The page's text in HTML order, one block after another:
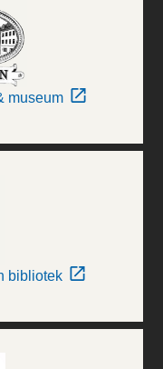
museum
bibliotek